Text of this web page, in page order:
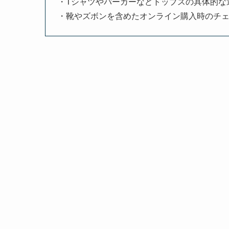
・Tシャツやパーカーなどトップスの具体的な
・靴やズボンを含めたオンライン購入時のチ